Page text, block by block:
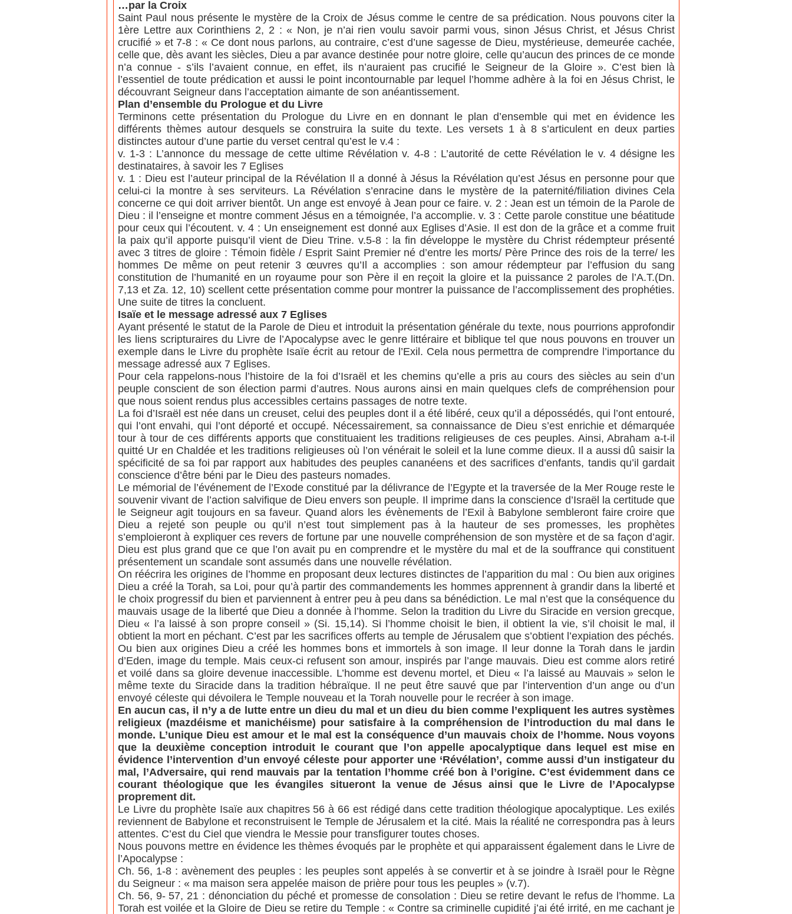
…par la Croix
Saint Paul nous présente le mystère de la Croix de Jésus comme le centre de sa prédication. Nous pouvons citer la
1ère Lettre aux Corinthiens 2, 2 : « Non, je n’ai rien voulu savoir parmi vous, sinon Jésus Christ, et Jésus Christ
crucifié » et 7-8 : « Ce dont nous parlons, au contraire, c’est d’une sagesse de Dieu, mystérieuse, demeurée cachée,
celle que, dès avant les siècles, Dieu a par avance destinée pour notre gloire, celle qu’aucun des princes de ce monde
n’a connue - s’ils l’avaient connue, en effet, ils n’auraient pas crucifié le Seigneur de la Gloire ». C’est bien là
l’essentiel de toute prédication et aussi le point incontournable par lequel l’homme adhère à la foi en Jésus Christ, le
découvrant Seigneur dans l’acceptation aimante de son anéantissement.
Plan d’ensemble du Prologue et du Livre
Terminons cette présentation du Prologue du Livre en en donnant le plan d’ensemble qui met en évidence les
différents thèmes autour desquels se construira la suite du texte. Les versets 1 à 8 s’articulent en deux parties
distinctes autour d’une partie du verset central qu’est le v.4 :
v. 1-3 : L’annonce du message de cette ultime Révélation v. 4-8 : L’autorité de cette Révélation le v. 4 désigne les
destinataires, à savoir les 7 Eglises
v. 1 : Dieu est l’auteur principal de la Révélation Il a donné à Jésus la Révélation qu’est Jésus en personne pour que
celui-ci la montre à ses serviteurs. La Révélation s’enracine dans le mystère de la paternité/filiation divines Cela
concerne ce qui doit arriver bientôt. Un ange est envoyé à Jean pour ce faire. v. 2 : Jean est un témoin de la Parole de
Dieu : il l’enseigne et montre comment Jésus en a témoignée, l’a accomplie. v. 3 : Cette parole constitue une béatitude
pour ceux qui l’écoutent. v. 4 : Un enseignement est donné aux Eglises d’Asie. Il est don de la grâce et a comme fruit
la paix qu’il apporte puisqu’il vient de Dieu Trine. v.5-8 : la fin développe le mystère du Christ rédempteur présenté
avec 3 titres de gloire : Témoin fidèle / Esprit Saint Premier né d’entre les morts/ Père Prince des rois de la terre/ les
hommes De même on peut retenir 3 œuvres qu’Il a accomplies : son amour rédempteur par l’effusion du sang
constitution de l’humanité en un royaume pour son Père il en reçoit la gloire et la puissance 2 paroles de l’A.T.(Dn.
7,13 et Za. 12, 10) scellent cette présentation comme pour montrer la puissance de l’accomplissement des prophéties.
Une suite de titres la concluent.
Isaïe et le message adressé aux 7 Eglises
Ayant présenté le statut de la Parole de Dieu et introduit la présentation générale du texte, nous pourrions approfondir
les liens scripturaires du Livre de l’Apocalypse avec le genre littéraire et biblique tel que nous pouvons en trouver un
exemple dans le Livre du prophète Isaïe écrit au retour de l’Exil. Cela nous permettra de comprendre l’importance du
message adressé aux 7 Eglises.
Pour cela rappelons-nous l’histoire de la foi d’Israël et les chemins qu’elle a pris au cours des siècles au sein d’un
peuple conscient de son élection parmi d’autres. Nous aurons ainsi en main quelques clefs de compréhension pour
que nous soient rendus plus accessibles certains passages de notre texte.
La foi d’Israël est née dans un creuset, celui des peuples dont il a été libéré, ceux qu’il a dépossédés, qui l’ont entouré,
qui l’ont envahi, qui l’ont déporté et occupé. Nécessairement, sa connaissance de Dieu s’est enrichie et démarquée
tour à tour de ces différents apports que constituaient les traditions religieuses de ces peuples. Ainsi, Abraham a-t-il
quitté Ur en Chaldée et les traditions religieuses où l’on vénérait le soleil et la lune comme dieux. Il a aussi dû saisir la
spécificité de sa foi par rapport aux habitudes des peuples cananéens et des sacrifices d’enfants, tandis qu’il gardait
conscience d’être béni par le Dieu des pasteurs nomades.
Le mémorial de l’événement de l’Exode constitué par la délivrance de l’Egypte et la traversée de la Mer Rouge reste le
souvenir vivant de l’action salvifique de Dieu envers son peuple. Il imprime dans la conscience d’Israël la certitude que
le Seigneur agit toujours en sa faveur. Quand alors les évènements de l’Exil à Babylone sembleront faire croire que
Dieu a rejeté son peuple ou qu’il n’est tout simplement pas à la hauteur de ses promesses, les prophètes
s’emploieront à expliquer ces revers de fortune par une nouvelle compréhension de son mystère et de sa façon d’agir.
Dieu est plus grand que ce que l’on avait pu en comprendre et le mystère du mal et de la souffrance qui constituent
présentement un scandale sont assumés dans une nouvelle révélation.
On réécrira les origines de l’homme en proposant deux lectures distinctes de l’apparition du mal : Ou bien aux origines
Dieu a créé la Torah, sa Loi, pour qu’à partir des commandements les hommes apprennent à grandir dans la liberté et
le choix progressif du bien et parviennent à entrer peu à peu dans sa bénédiction. Le mal n’est que la conséquence du
mauvais usage de la liberté que Dieu a donnée à l’homme. Selon la tradition du Livre du Siracide en version grecque,
Dieu « l’a laissé à son propre conseil » (Si. 15,14). Si l’homme choisit le bien, il obtient la vie, s’il choisit le mal, il
obtient la mort en péchant. C’est par les sacrifices offerts au temple de Jérusalem que s’obtient l’expiation des péchés.
Ou bien aux origines Dieu a créé les hommes bons et immortels à son image. Il leur donne la Torah dans le jardin
d’Eden, image du temple. Mais ceux-ci refusent son amour, inspirés par l’ange mauvais. Dieu est comme alors retiré
et voilé dans sa gloire devenue inaccessible. L’homme est devenu mortel, et Dieu « l’a laissé au Mauvais » selon le
même texte du Siracide dans la tradition hébraïque. Il ne peut être sauvé que par l’intervention d’un ange ou d’un
envoyé céleste qui dévoilera le Temple nouveau et la Torah nouvelle pour le recréer à son image.
En aucun cas, il n’y a de lutte entre un dieu du mal et un dieu du bien comme l’expliquent les autres systèmes
religieux (mazdéisme et manichéisme) pour satisfaire à la compréhension de l’introduction du mal dans le
monde. L’unique Dieu est amour et le mal est la conséquence d’un mauvais choix de l’homme. Nous voyons
que la deuxième conception introduit le courant que l’on appelle apocalyptique dans lequel est mise en
évidence l’intervention d’un envoyé céleste pour apporter une ‘Révélation’, comme aussi d’un instigateur du
mal, l’Adversaire, qui rend mauvais par la tentation l’homme créé bon à l’origine. C’est évidemment dans ce
courant théologique que les évangiles situeront la venue de Jésus ainsi que le Livre de l’Apocalypse
proprement dit.
Le Livre du prophète Isaïe aux chapitres 56 à 66 est rédigé dans cette tradition théologique apocalyptique. Les exilés
reviennent de Babylone et reconstruisent le Temple de Jérusalem et la cité. Mais la réalité ne correspondra pas à leurs
attentes. C’est du Ciel que viendra le Messie pour transfigurer toutes choses.
Nous pouvons mettre en évidence les thèmes évoqués par le prophète et qui apparaissent également dans le Livre de
l’Apocalypse :
Ch. 56, 1-8 : avènement des peuples : les peuples sont appelés à se convertir et à se joindre à Israël pour le Règne
du Seigneur : « ma maison sera appelée maison de prière pour tous les peuples » (v.7).
Ch. 56, 9- 57, 21 : dénonciation du péché et promesse de consolation : Dieu se retire devant le refus de l’homme. La
Torah est voilée et la Gloire de Dieu se retire du Temple : « Contre sa criminelle cupidité j’ai été irrité, en me cachant je